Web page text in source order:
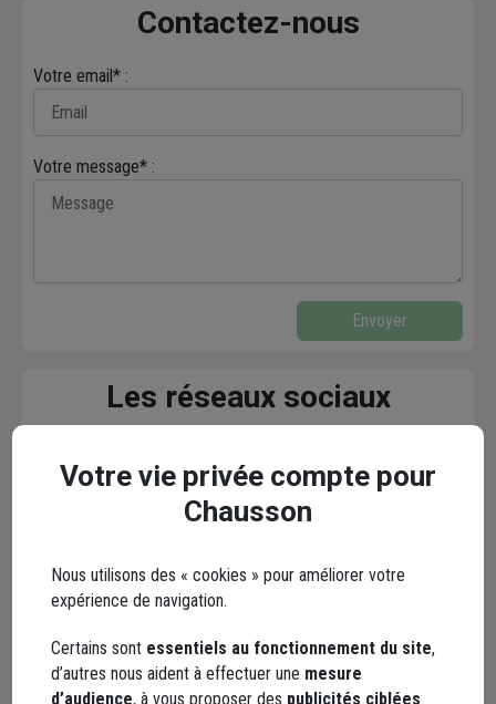
Contactez-nous
Votre email* :
Votre message* :
Envoyer
Les réseaux sociaux
Facebook
Votre vie privée compte pour
Chausson
Nous utilisons des « cookies » pour améliorer votre
expérience de navigation.
Certains sont essentiels au fonctionnement du site,
d’autres nous aident à effectuer une mesure
d’audience, à vous proposer des publicités ciblées